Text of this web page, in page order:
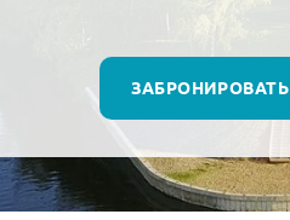
ЗАБРОНИРОВАТЬ